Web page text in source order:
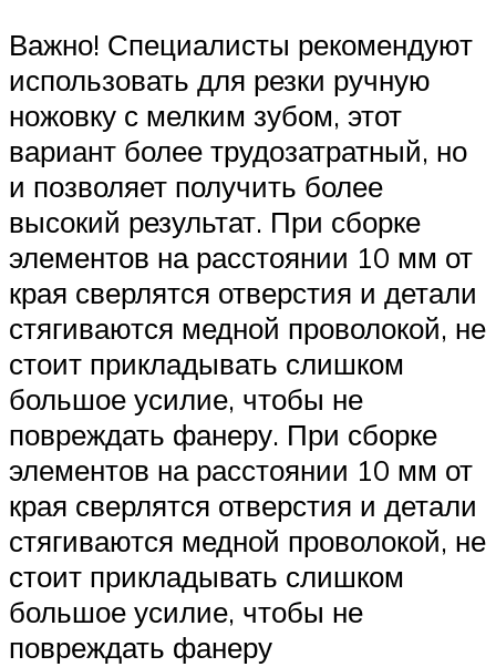
Важно! Специалисты рекомендуют
использовать для резки ручную
ножовку с мелким зубом, этот
вариант более трудозатратный, но
и позволяет получить более
высокий результат. При сборке
элементов на расстоянии 10 мм от
края сверлятся отверстия и детали
стягиваются медной проволокой, не
стоит прикладывать слишком
большое усилие, чтобы не
повреждать фанеру. При сборке
элементов на расстоянии 10 мм от
края сверлятся отверстия и детали
стягиваются медной проволокой, не
стоит прикладывать слишком
большое усилие, чтобы не
повреждать фанеру